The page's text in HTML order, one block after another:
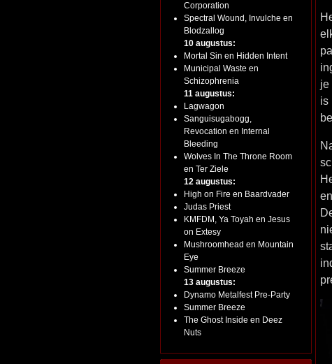
Corporation
Spectral Wound, Invulche en
Blodzallog
10 augustus:
Mortal Sin en Hidden Intent
Municipal Waste en
Schizophrenia
11 augustus:
Lagwagon
Sanguisugabogg,
Revocation en Internal
Bleeding
Wolves In The Throne Room
en Ter Ziele
12 augustus:
High on Fire en Baardvader
Judas Priest
KMFDM, Ya Toyah en Jesus
on Extesy
Mushroomhead en Mountain
Eye
Summer Breeze
13 augustus:
Dynamo Metalfest Pre-Party
Summer Breeze
The Ghost Inside en Deez
Nuts
je
is